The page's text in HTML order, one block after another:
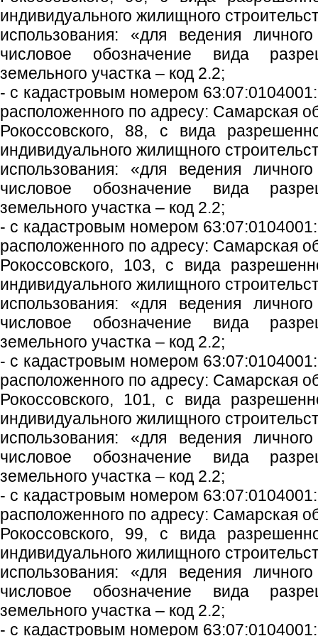
индивидуального жилищного
использования: «для ведения
числовое обозначение вида
земельного участка – код 2.2;
- с кадастровым номером
расположенного по адресу: Самарская
Рокоссовского, 88, с вида
индивидуального жилищного
использования: «для ведения
числовое обозначение вида
земельного участка – код 2.2;
- с кадастровым номером
расположенного по адресу: Самарская
Рокоссовского, 103, с вида
индивидуального жилищного
использования: «для ведения
числовое обозначение вида
земельного участка – код 2.2;
- с кадастровым номером
расположенного по адресу: Самарская
Рокоссовского, 101, с вида
индивидуального жилищного
использования: «для ведения
числовое обозначение вида
земельного участка – код 2.2;
- с кадастровым номером
расположенного по адресу: Самарская
Рокоссовского, 99, с вида
индивидуального жилищного
использования: «для ведения
числовое обозначение вида
земельного участка – код 2.2;
- с кадастровым номером